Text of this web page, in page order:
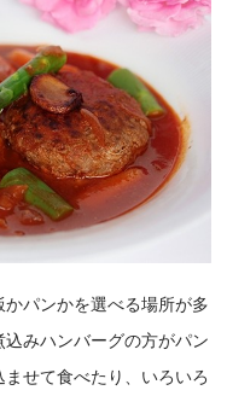
パンかを選べる場所が多
みハンバーグの方がパン
せて食べたり、いろいろ